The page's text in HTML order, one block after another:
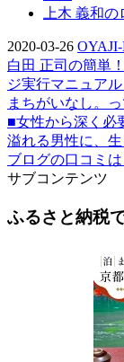
上木 義和の
2020-03-26
白田 正司の簡単
ジ実行マニュア
まちがいなし。
■女性から深く必
溢れる男性に、
ブログの口コミは
サブコンテンツ
ふるさと納税